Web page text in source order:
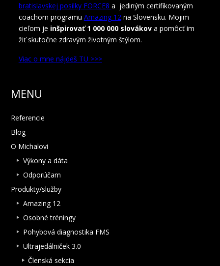
bratislavskej posilky FORCE8 a jediným certifikovaným
coachom programu Amazing 12 na Slovensku. Mojim
cieľom je inšpirovať 1 000 000 slovákova pomôcť im
žiť skutočne zdravým životným štýlom.
Viac o mne nájdeš TU >>>
MENU
Referencie
Blog
O Michalovi
Výkony a dáta
Odporúčam
Produkty/služby
Amazing 12
Osobné tréningy
Pohybová diagnostika FMS
Ultrajedálniček 3.0
Členská sekcia